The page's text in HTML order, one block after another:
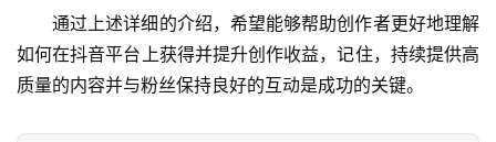
通过上述详细的介绍，希望能够帮助创作者更好地理解
如何在抖音平台上获得并提升创作收益，记住，持续提供高
质量的内容并与粉丝保持良好的互动是成功的关键。